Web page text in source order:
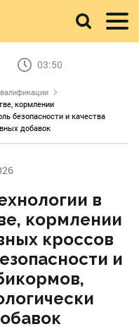
03:50
кормлении
безопасности и качества
добавок
в
кормлении
кроссов
и